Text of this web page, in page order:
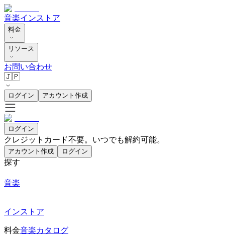
音楽インストア
料金
リソース
お問い合わせ
🇯🇵
ログイン アカウント作成
ログイン
クレジットカード不要。いつでも解約可能。
アカウント作成 ログイン
探す
音楽
インストア
料金音楽カタログ